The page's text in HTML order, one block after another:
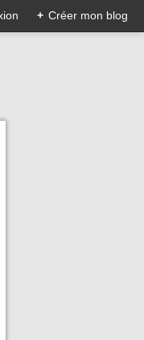
+ Créer mon blog